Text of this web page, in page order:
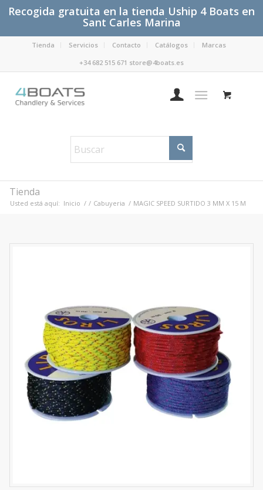
Recogida gratuita en la tienda Uship 4 Boats en
Sant Carles Marina
Tienda Servicios Contacto Catálogos
Marcas
+34 682 515 671 store@4boats.es
Tienda
Usted está aquí: Inicio / / Cabuyeria / MAGIC SPEED SURTIDO 3 MM X 15 M